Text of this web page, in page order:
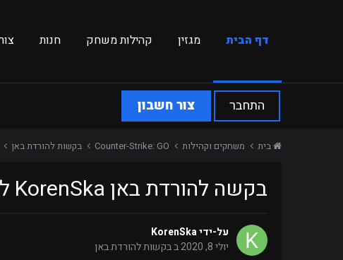
דף הבית מגזין קהילות משחק חנות
התחבר צור חשבון
בית משחקים וקהילות Counter-Strike: GO בקשות להורדת באן
בקשה להורדת באן KorenSka לשרת Retakes
על-ידיKorenSka
יולי 8, 2020
בבקשות להורדת באן